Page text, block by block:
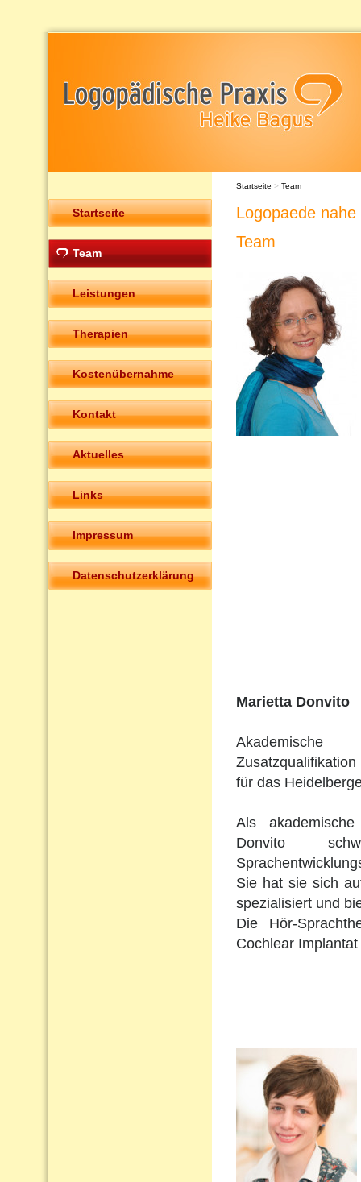
Startseite
Team
Leistungen
Therapien
Kostenübernahme
Kontakt
Aktuelles
Links
Impressum
Datenschutzerklärung
Startseite > Team
Logopaede nahe
Team
Marietta Donvito
für das
Als
Donvito
Sie hat sie sich
spezialisiert und
Die Hör-
Cochlear